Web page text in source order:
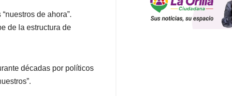
de ahora”.
de la estructura de
décadas por políticos